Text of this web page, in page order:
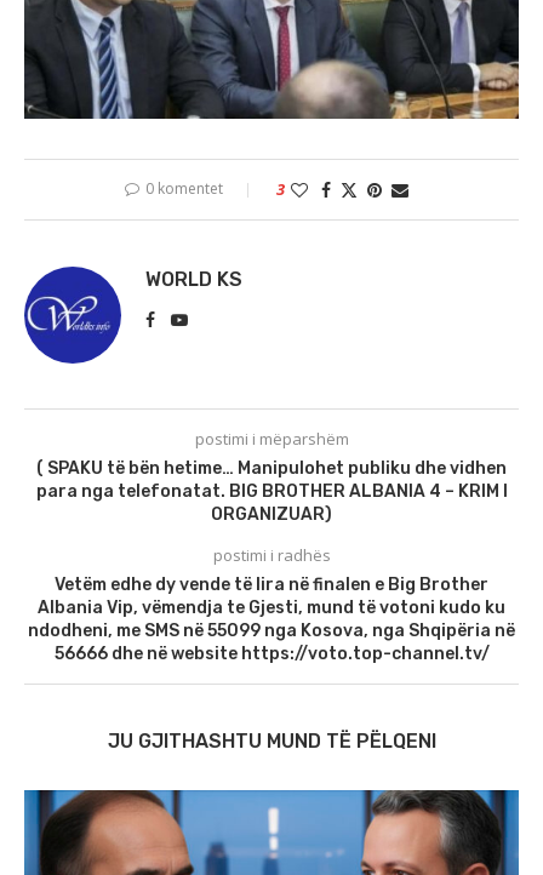
0 komentet 3
WORLD KS
postimi i mëparshëm
( SPAKU të bën hetime… Manipulohet publiku dhe vidhen
para nga telefonatat. BIG BROTHER ALBANIA 4 – KRIM I
ORGANIZUAR)
postimi i radhës
Vetëm edhe dy vende të lira në finalen e Big Brother
Albania Vip, vëmendja te Gjesti, mund të votoni kudo ku
ndodheni, me SMS në 55099 nga Kosova, nga Shqipëria në
56666 dhe në website https://voto.top-channel.tv/
JU GJITHASHTU MUND TË PËLQENI